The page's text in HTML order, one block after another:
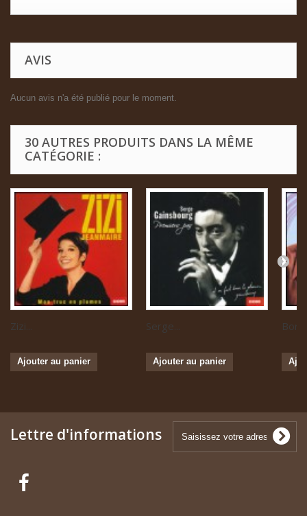
AVIS
Aucun avis n'a été publié pour le moment.
30 AUTRES PRODUITS DANS LA MÊME
CATÉGORIE :
Zizi...
Ajouter au panier
Serge...
Ajouter au panier
Lettre d'informations